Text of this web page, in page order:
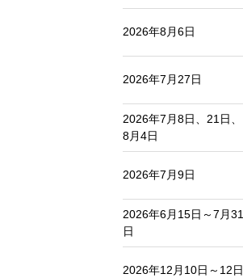
2026年8月6日
2026年7月27日
2026年7月8日、21日、
8月4日
2026年7月9日
2026年6月15日～7月31
日
2026年12月10日～12日